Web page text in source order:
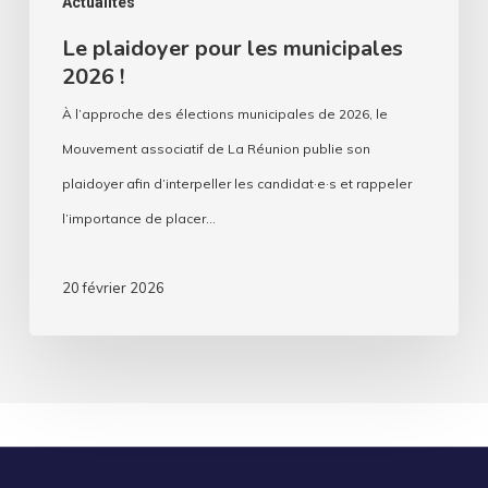
Le plaidoyer pour les municipales
2026 !
À l’approche des élections municipales de 2026, le
Mouvement associatif de La Réunion publie son
plaidoyer afin d’interpeller les candidat·e·s et rappeler
l’importance de placer…
20 février 2026